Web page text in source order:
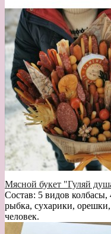
Мясной букет "Гуляй
Состав: 5 видов
рыбка, сухарики,
человек.